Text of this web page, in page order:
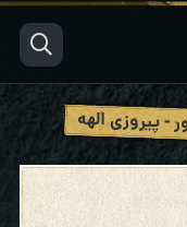
- پیروزی الهه